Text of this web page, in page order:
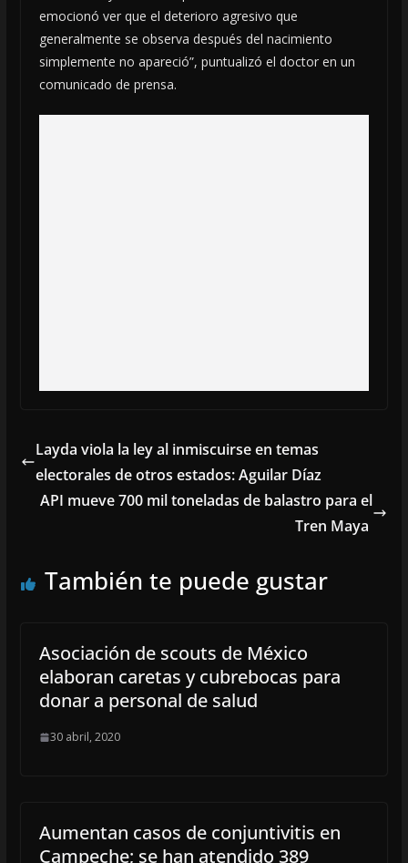
emocionó ver que el deterioro agresivo que
generalmente se observa después del nacimiento
simplemente no apareció”, puntualizó el doctor en un
comunicado de prensa.
Layda viola la ley al inmiscuirse en temas
electorales de otros estados: Aguilar Díaz
API mueve 700 mil toneladas de balastro para el
Tren Maya
También te puede gustar
Asociación de scouts de México
elaboran caretas y cubrebocas para
donar a personal de salud
30 abril, 2020
Aumentan casos de conjuntivitis en
Campeche; se han atendido 389